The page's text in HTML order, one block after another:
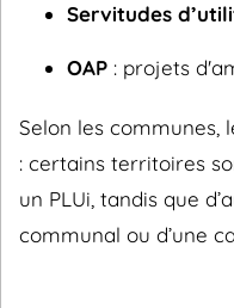
Servitudes
OAP : projets
Selon les communes,
: certains territoires
un PLUi, tandis que
communal ou d’une